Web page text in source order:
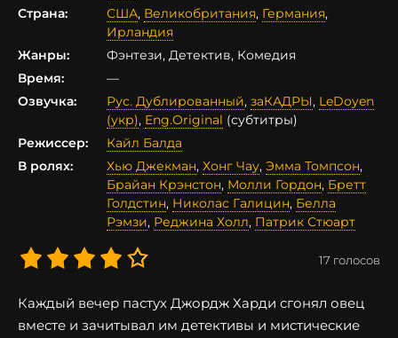
Страна:
США, Великобритания, Германия,
Ирландия
Жанры:
Фэнтези, Детектив, Комедия
Время:
—
Озвучка:
Рус. Дублированный, заКАДРЫ, LeDoyen
(укр), Eng.Original (субтитры)
Режиссер:
Кайл Балда
В ролях:
Хью Джекман, Хонг Чау, Эмма Томпсон,
Брайан Крэнстон, Молли Гордон, Бретт
Голдстин, Николас Галицин, Белла
Рэмзи, Реджина Холл, Патрик Стюарт
17 голосов
Каждый вечер пастух Джордж Харди сгонял овец
вместе и зачитывал им детективы и мистические